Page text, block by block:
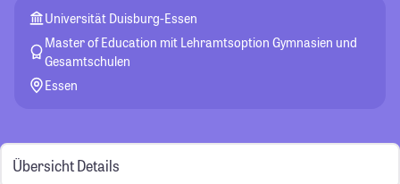
Universität Duisburg-Essen
Master of Education mit Lehramtsoption Gymnasien und
Gesamtschulen
Essen
Übersicht Details